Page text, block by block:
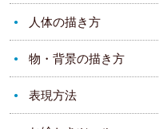
人体の描き方
物・背景の描き方
表現方法